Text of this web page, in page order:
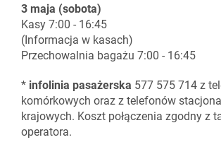
3 maja (sobota)
Kasy 7:00 - 16:45
(Informacja w kasach)
Przechowalnia bagażu 7:00 - 16:45
* infolinia pasażerska 577 575 714 z
komórkowych oraz z telefonów
krajowych. Koszt połączenia zgodny z
operatora.